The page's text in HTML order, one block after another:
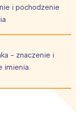
i pochodzenie
- znaczenie i
imienia